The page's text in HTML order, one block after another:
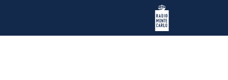
Radio Monte Carlo